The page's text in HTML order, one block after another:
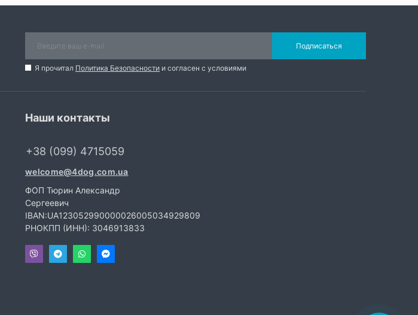
Подписаться
Я прочитал Политика Безопасности и согласен с условиями
Наши контакты
+38 (099) 4715059
welcome@4dog.com.ua
ФОП Тюрин Александр
Сергеевич
IBAN:UA123052990000026005034929809
РНОКПП (ИНН): 3046913833